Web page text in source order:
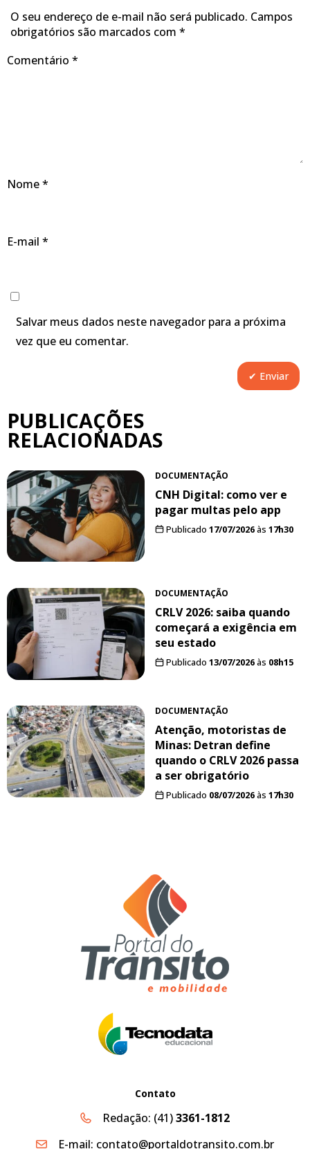
O seu endereço de e-mail não será publicado. Campos
obrigatórios são marcados com *
Comentário *
Nome*
E-mail *
Salvar meus dados neste navegador para a próxima
vez que eu comentar.
PUBLICAÇÕES
RELACIONADAS
DOCUMENTAÇÃO
CNH Digital: como ver e
pagar multas pelo app
Publicado 17/07/2026às 17h30
DOCUMENTAÇÃO
CRLV 2026: saiba quando
começará a exigência em
seu estado
Publicado 13/07/2026às 08h15
DOCUMENTAÇÃO
Atenção, motoristas de
Minas: Detran define
quando o CRLV 2026 passa
a ser obrigatório
Publicado 08/07/2026às 17h30
Contato
Redação: (41)3361-1812
E-mail: contato@portaldotransito.com.br